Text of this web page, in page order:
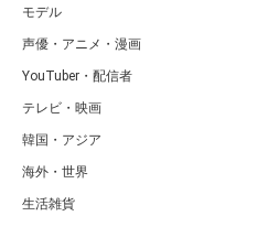
モデル
声優・アニメ・漫画
YouTuber・配信者
テレビ・映画
韓国・アジア
海外・世界
生活雑貨